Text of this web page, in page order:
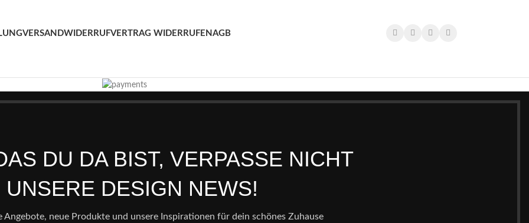
VERSANDWIDERRUFVERTRAG WIDERRUFEN AGB
DU DA BIST, VERPASSE NICHT
UNSERE DESIGN NEWS!
Angebote, neue Produkte und unsere Inspirationen für dein schönes Zuhause